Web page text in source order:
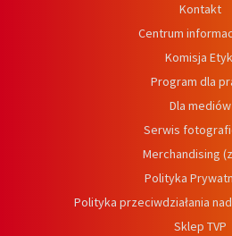
Kontakt
Centrum
Komisja
Program dla
Dla mediów
Serwis
Merchandising
Polityka
Polityka przeciwdziałania
Sklep TVP